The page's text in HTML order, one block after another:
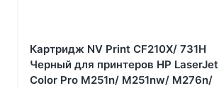
Картридж NV Print CF210X/ 731Н
Черный для принтеров HP LaserJet
Color Pro M251n/ M251nw/ M276n/